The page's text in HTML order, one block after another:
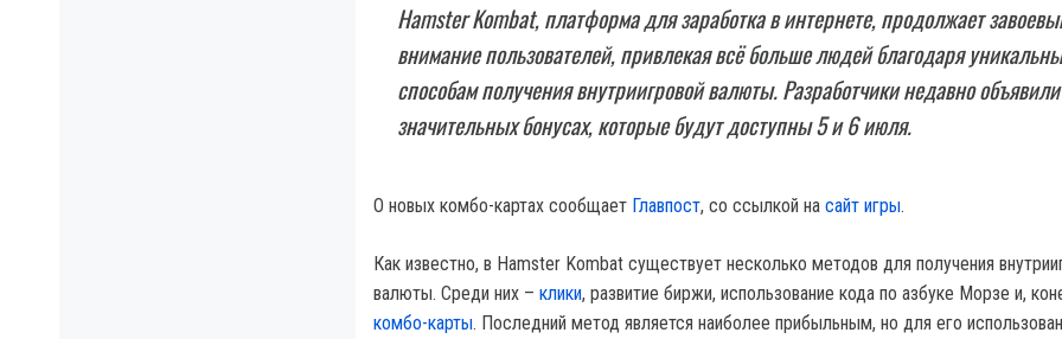
Hamster Kombat, платформа для заработка в интернете, продолжает
внимание пользователей, привлекая всё больше людей благодаря
способам получения внутриигровой валюты. Разработчики недавно
значительных бонусах, которые будут доступны 5 и 6 июля.
О новых комбо-картах сообщает Главпост, со ссылкой на сайт игры.
Как известно, в Hamster Kombat существует несколько методов для получения
валюты. Среди них – клики, развитие биржи, использование кода по азбуке Морзе и,
комбо-карты. Последний метод является наиболее прибыльным, но для его